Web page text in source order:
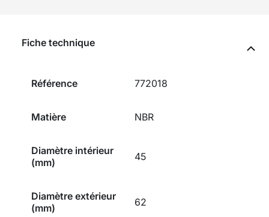
Fiche technique
Référence 772018
Matière NBR
Diamètre intérieur
(mm)
45
Diamètre extérieur
(mm)
62